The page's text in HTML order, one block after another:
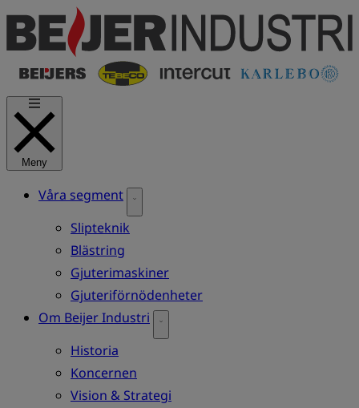
Hoppa
till
huvudinnehåll
Meny
Våra segment
Slipteknik
Blästring
Gjuterimaskiner
Gjuteriförnödenheter
Om Beijer Industri
Historia
Koncernen
Vision & Strategi